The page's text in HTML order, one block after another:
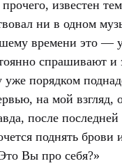
известен
ни в одном
времени это —
спрашивают и
уже порядком
на мой взгляд,
после
поднять брови
Вы про себя?»